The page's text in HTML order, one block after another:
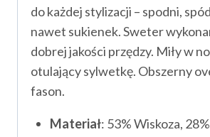
do każdej stylizacji – spodni,
nawet sukienek. Sweter
dobrej jakości przędzy. Miły w
otulający sylwetkę. Obszerny
fason.
Materiał: 53% Wiskoza,